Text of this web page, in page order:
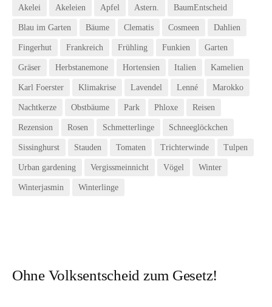
Akelei Akeleien Apfel Astern. BaumEntscheid
Blau im Garten Bäume Clematis Cosmeen Dahlien
Fingerhut Frankreich Frühling Funkien Garten
Gräser Herbstanemone Hortensien Italien Kamelien
Karl Foerster Klimakrise Lavendel Lenné Marokko
Nachtkerze Obstbäume Park Phloxe Reisen
Rezension Rosen Schmetterlinge Schneeglöckchen
Sissinghurst Stauden Tomaten Trichterwinde Tulpen
Urban gardening Vergissmeinnicht Vögel Winter
Winterjasmin Winterlinge
Ohne Volksentscheid zum Gesetz!